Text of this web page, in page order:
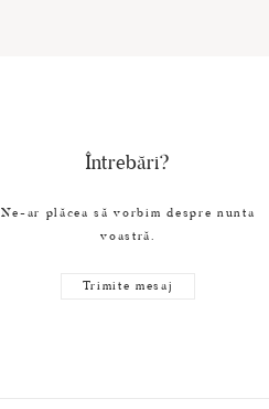
Întrebări?
Ne-ar plăcea să vorbim despre nunta
voastră.
Trimite mesaj